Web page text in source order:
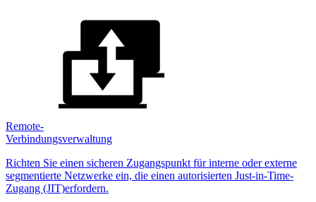
Remote-
Verbindungsverwaltung
Richten Sie einen sicheren Zugangspunkt für interne oder externe
segmentierte Netzwerke ein, die einen autorisierten Just-in-Time-
Zugang (JIT)erfordern.